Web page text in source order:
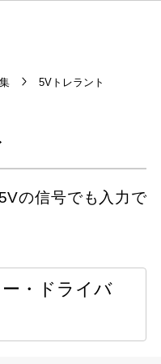
5Vトレラント
の信号でも入力で
・ドライバ